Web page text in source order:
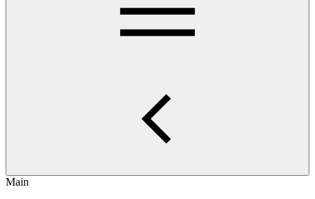
Main